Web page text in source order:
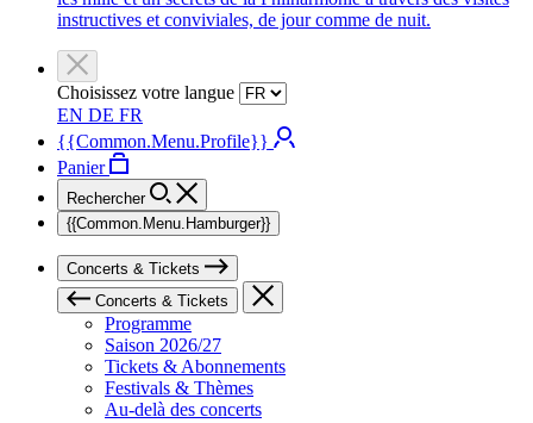
instructives et conviviales, de jour comme de nuit.
Choisissez votre langue
EN DE FR
{{Common.Menu.Profile}}
Panier
Rechercher
{{Common.Menu.Hamburger}}
Concerts & Tickets
Concerts & Tickets
Programme
Saison 2026/27
Tickets & Abonnements
Festivals & Thèmes
Au-delà des concerts